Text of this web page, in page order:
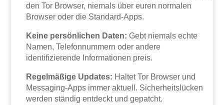
den Tor Browser, niemals über euren normalen
Browser oder die Standard-Apps.
Keine persönlichen Daten: Gebt niemals echte
Namen, Telefonnummern oder andere
identifizierende Informationen preis.
Regelmäßige Updates: Haltet Tor Browser und
Messaging-Apps immer aktuell. Sicherheitslücken
werden ständig entdeckt und gepatcht.